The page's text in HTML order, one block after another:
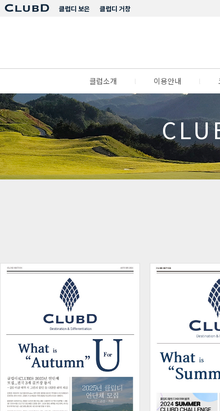
클럽디 거창
클럽디 보은
클럽소개 이용안내